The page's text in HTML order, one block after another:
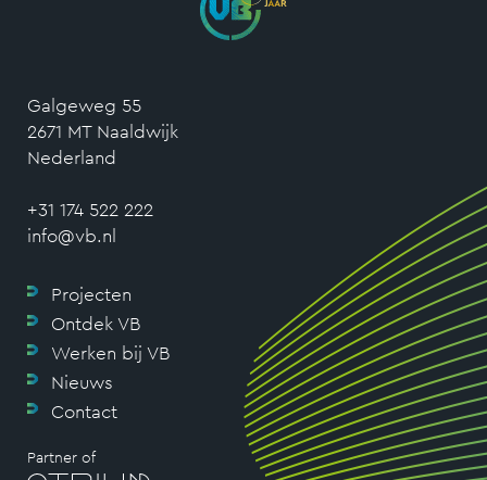
Galgeweg 55
2671 MT Naaldwijk
Nederland
+31 174 522 222
info@vb.nl
Projecten
Ontdek VB
Werken bij VB
Nieuws
Contact
Partner of